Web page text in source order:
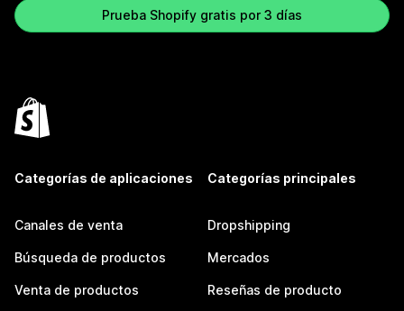
Prueba Shopify gratis por 3 días
Categorías de aplicaciones
Canales de venta
Búsqueda de productos
Venta de productos
Categorías principales
Dropshipping
Mercados
Reseñas de producto